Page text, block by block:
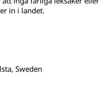
in i landet.
Sweden